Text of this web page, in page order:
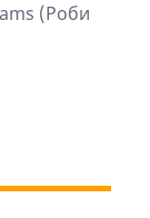
(Роби